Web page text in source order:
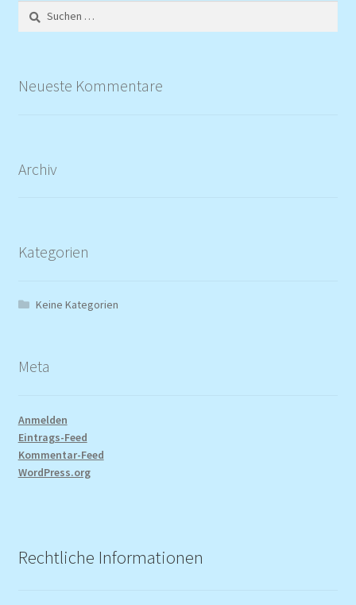
Suchen
nach:
Neueste Kommentare
Archiv
Kategorien
Keine Kategorien
Meta
Anmelden
Eintrags-Feed
Kommentar-Feed
WordPress.org
Rechtliche Informationen